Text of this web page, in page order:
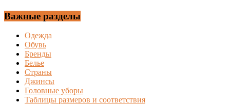
Важные разделы
Одежда
Обувь
Бренды
Белье
Страны
Джинсы
Головные уборы
Таблицы размеров и соответствия